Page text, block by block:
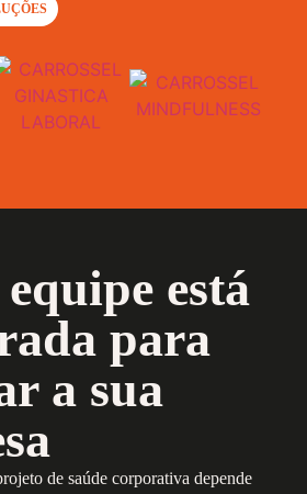
está
para
a sua
de saúde corporativa depende